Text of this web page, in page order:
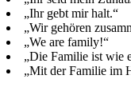
„Ihr gebt mir halt.“
„Wir gehören
„We are family!“
„Die Familie ist wie
„Mit der Familie im